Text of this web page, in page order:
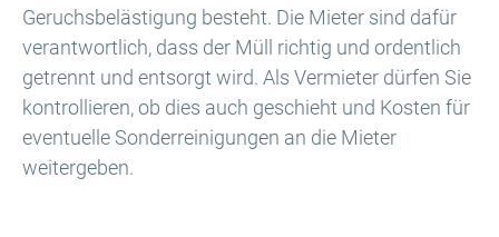
Geruchsbelästigung besteht. Die Mieter sind dafür
verantwortlich, dass der Müll richtig und ordentlich
getrennt und entsorgt wird. Als Vermieter dürfen Sie
kontrollieren, ob dies auch geschieht und Kosten für
eventuelle Sonderreinigungen an die Mieter
weitergeben.